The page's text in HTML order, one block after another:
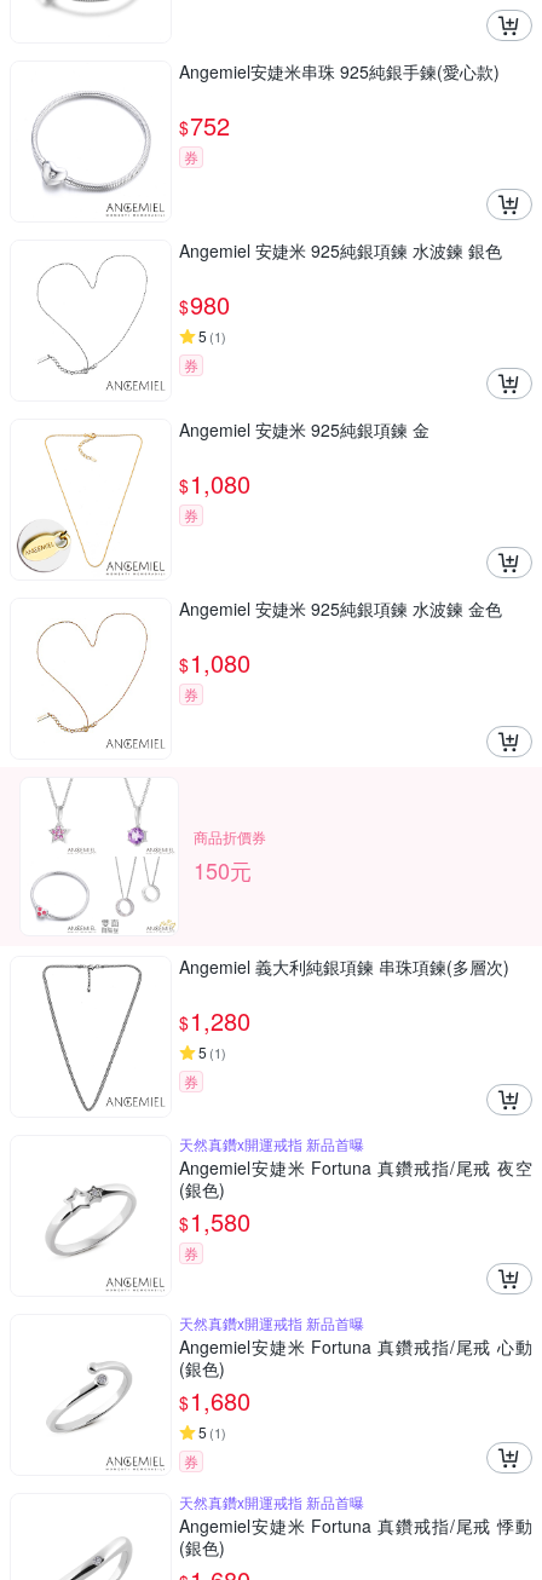
Angemiel安婕米串珠 925純銀手鍊(愛心款)
$752
券
Angemiel 安婕米 925純銀項鍊 水波鍊 銀色
$980
5 (1)
券
Angemiel 安婕米 925純銀項鍊 金
$1,080
券
Angemiel 安婕米 925純銀項鍊 水波鍊 金色
$1,080
券
商品折價券
150元
Angemiel 義大利純銀項鍊 串珠項鍊(多層次)
$1,280
5 (1)
券
天然真鑽x開運戒指 新品首曝
Angemiel安婕米 Fortuna 真鑽戒指/尾戒 夜空
(銀色)
$1,580
券
天然真鑽x開運戒指 新品首曝
Angemiel安婕米 Fortuna 真鑽戒指/尾戒 心動
(銀色)
$1,680
5 (1)
券
天然真鑽x開運戒指 新品首曝
Angemiel安婕米 Fortuna 真鑽戒指/尾戒 悸動
(銀色)